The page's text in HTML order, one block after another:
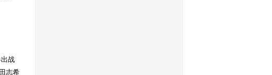
战
志希